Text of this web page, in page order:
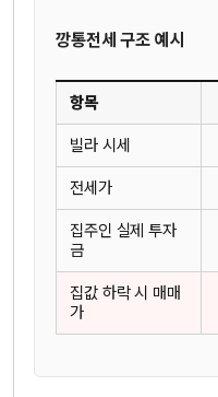
깡통전세 구조 예시
항목
빌라 시세
전세가
집주인 실제 투자
금
집값 하락 시 매매
가